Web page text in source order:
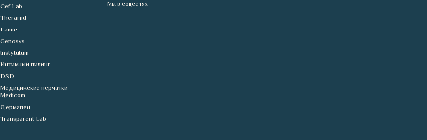
Cef Lab
Theramid
Lamic
Genosys
Instytutum
Интимный пилинг
DSD
Медицинские перчатки
Medicom
Дермапен
Transparent Lab
Мы в соцсетях